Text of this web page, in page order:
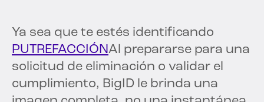
Ya sea que te estés identificando
PUTREFACCIÓNAl prepararse para una
solicitud de eliminación o validar el
cumplimiento, BigID le brinda una